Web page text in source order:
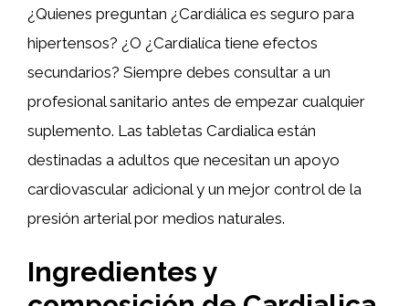
¿Quienes preguntan ¿Cardiálica es seguro para
hipertensos? ¿O ¿Cardialíca tiene efectos
secundarios? Siempre debes consultar a un
profesional sanitario antes de empezar cualquier
suplemento. Las tabletas Cardialica están
destinadas a adultos que necesitan un apoyo
cardiovascular adicional y un mejor control de la
presión arterial por medios naturales.
Ingredientes y